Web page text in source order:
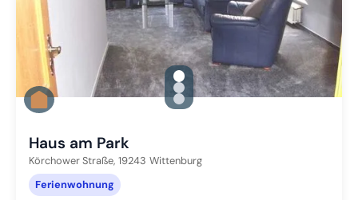
gallery.slide_selector
Zu Slide 1 wechseln
Zu Slide 2 wechseln
Zu Slide 3 wechseln
Haus am Park
Körchower Straße, 19243 Wittenburg
Ferienwohnung